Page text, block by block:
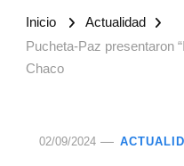
Inicio
Actualidad
Pucheta-Paz presentaron
Chaco
02/09/2024